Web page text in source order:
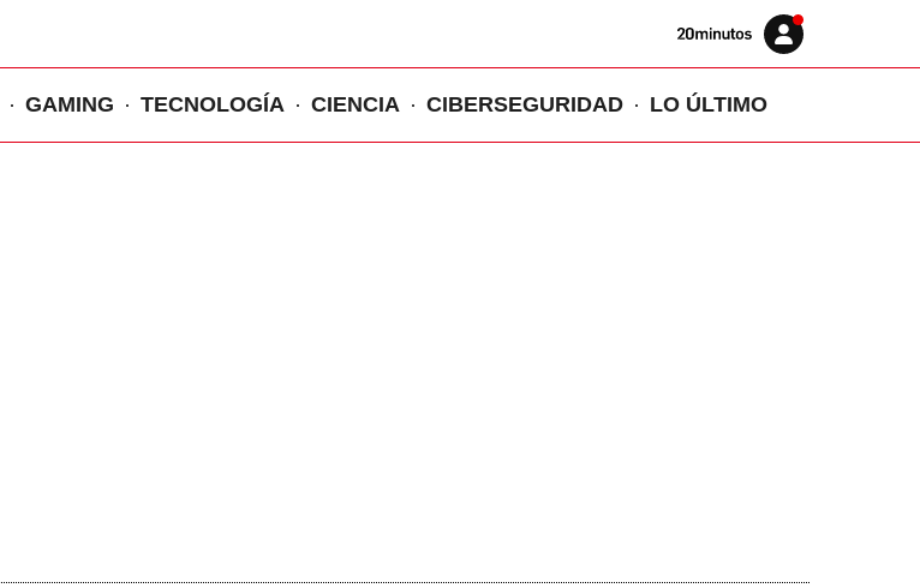
Volver
Iniciar
sesión
GAMING TECNOLOGÍA CIENCIA CIBERSEGURIDAD LO ÚLTIMO